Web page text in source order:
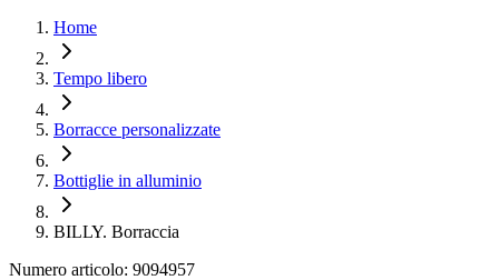
Home
Tempo libero
Borracce personalizzate
Bottiglie in alluminio
BILLY. Borraccia
Numero articolo: 9094957